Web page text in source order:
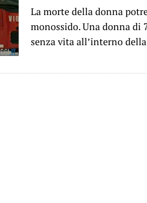
La morte della donna
monossido. Una donna di
senza vita all’interno